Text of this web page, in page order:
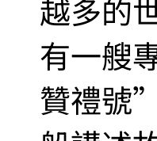
越多的
有一艘
贊禮號